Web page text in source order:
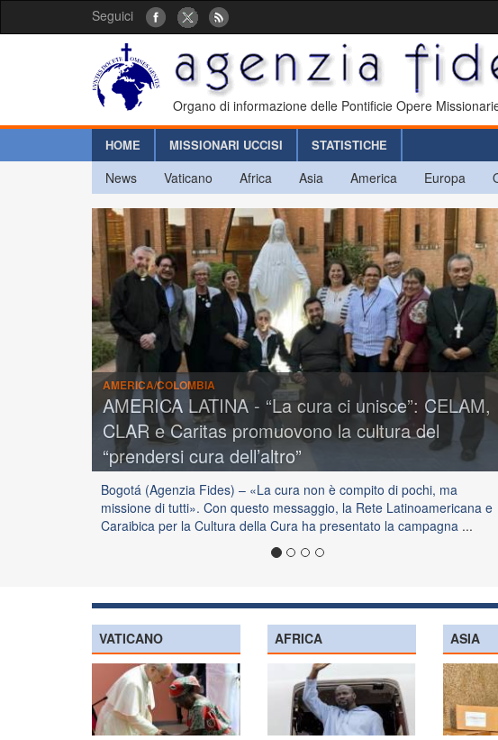
Seguici
Organo di informazione delle Pontificie Opere
HOME MISSIONARI UCCISI STATISTICHE
News Vaticano Africa Asia America Europa
AMERICA/COLOMBIA
AMERICA LATINA - “La cura ci unisce”: CELAM,
CLAR e Caritas promuovono la cultura del
“prendersi cura dell’altro”
Bogotá (Agenzia Fides) – «La cura non è compito di pochi, ma
missione di tutti». Con questo messaggio, la Rete Latinoamericana e
Caraibica per la Cultura della Cura ha presentato la campagna ...
VATICANO AFRICA ASIA